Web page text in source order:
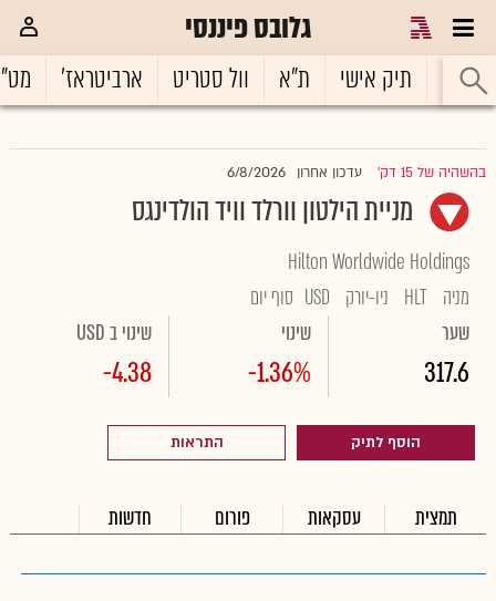
גלובס פיננסי
ראשי תיק אישי ת"א וול סטריט ארביטראז'
בהשהיה של 15 דק' עדכון אחרון 6/8/2026
מניית הילטון וורלד וויד הולדינגס
Hilton Worldwide Holdings
מניה HLT ניו-יורק USD סוף יום
שער
317.6
שינוי
-1.36%
שינוי ב USD
-4.38
הוסף לתיק התראות
תמצית עסקאות פורום חדשות